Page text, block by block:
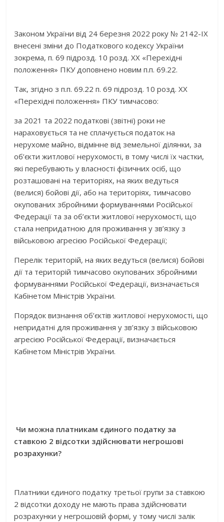
Законом України від 24 березня 2022 року № 2142-ІХ
внесені зміни до Податкового кодексу України
зокрема, п. 69 підрозд. 10 розд. ХХ «Перехідні
положення» ПКУ доповнено новим п.п. 69.22.
Так, згідно з п.п. 69.22 п. 69 підрозд. 10 розд. ХХ
«Перехідні положення» ПКУ тимчасово:
за 2021 та 2022 податкові (звітні) роки не
нараховується та не сплачується податок на
нерухоме майно, відмінне від земельної ділянки, за
об’єкти житлової нерухомості, в тому числі їх частки,
які перебувають у власності фізичних осіб, що
розташовані на територіях, на яких ведуться
(велися) бойові дії, або на територіях, тимчасово
окупованих збройними формуваннями Російської
Федерації та за об’єкти житлової нерухомості, що
стала непридатною для проживання у зв’язку з
військовою агресією Російської Федерації;
Перелік територій, на яких ведуться (велися) бойові
дії та територій тимчасово окупованих збройними
формуваннями Російської Федерації, визначається
Кабінетом Міністрів України.
Порядок визнання об’єктів житлової нерухомості, що
непридатні для проживання у зв’язку з військовою
агресією Російської Федерації, визначається
Кабінетом Міністрів України.
Чи можна платникам єдиного податку за
ставкою 2 відсотки здійснювати негрошові
розрахунки?
Платники єдиного податку третьої групи за ставкою
2 відсотки доходу не мають права здійснювати
розрахунки у негрошовій формі, у тому числі залік